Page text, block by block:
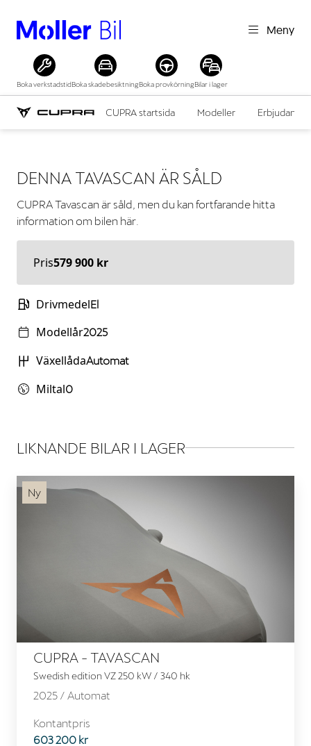
Meny
Boka verkstadstidBoka skadebesiktningBoka provkörningBilar i lager
CUPRA startsida Modeller
DENNA TAVASCAN ÄR SÅLD
CUPRATavascanär såld, men du kan fortfarande hitta
information om bilen här.
Pris579 900 kr
DrivmedelEl
Modellår2025
VäxellådaAutomat
Miltal0
LIKNANDE BILAR I LAGER
Ny
CUPRA - TAVASCAN
Swedish edition VZ 250 kW / 340 hk
2025 / Automat
Kontantpris
603 200 kr